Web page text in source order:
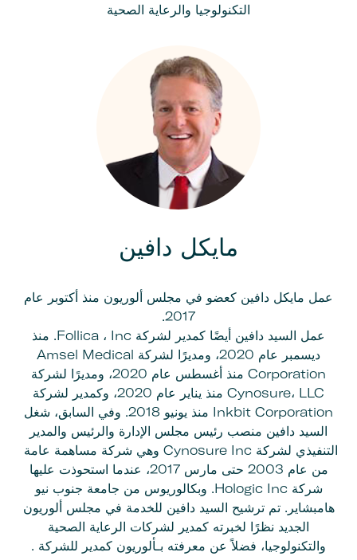
التكنولوجيا والرعاية الصحية
مايكل دافين
عمل مايكل دافين كعضو في مجلس ألوريون منذ أكتوبر عام
2017.
عمل السيد دافين أيضًا كمدير لشركة Follica ، Inc. منذ
ديسمبر عام 2020، ومديرًا لشركة Amsel Medical
Corporation منذ أغسطس عام 2020، ومديرًا لشركة
Cynosure، LLC منذ يناير عام 2020، وكمدير لشركة
Inkbit Corporation منذ يونيو 2018. وفي السابق، شغل
السيد دافين منصب رئيس مجلس الإدارة والرئيس والمدير
التنفيذي لشركة Cynosure Inc وهي شركة مساهمة عامة
من عام 2003 حتى مارس 2017، عندما استحوذت عليها
شركة Hologic Inc. وبكالوريوس من جامعة جنوب نيو
هامبشاير. تم ترشيح السيد دافين للخدمة في مجلس ألوريون
الجديد نظرًا لخبرته كمدير لشركات الرعاية الصحية
والتكنولوجيا، فضلاً عن معرفته بـألوريون كمدير للشركة .